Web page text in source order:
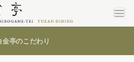
金亭のこだわり